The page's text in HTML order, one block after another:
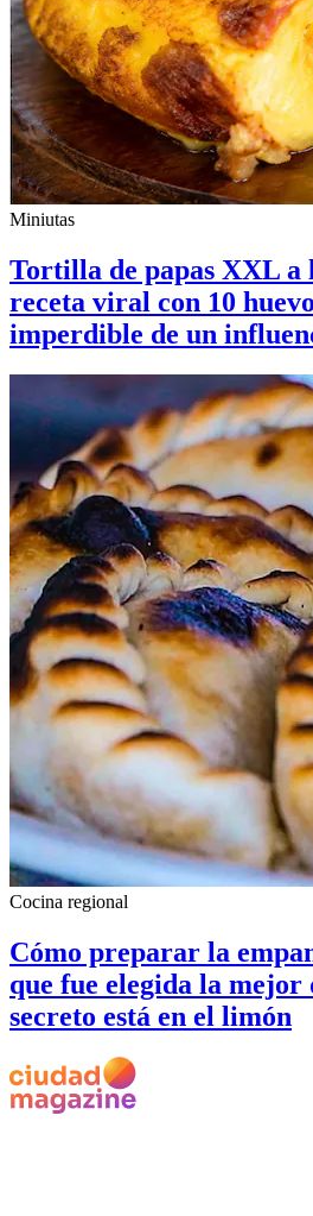
Miniutas
Tortilla de papas XXL
receta viral con 10
imperdible de un
Cocina regional
Cómo preparar la
que fue elegida la mejor
secreto está en el limón